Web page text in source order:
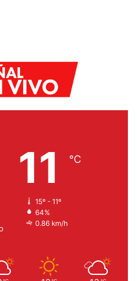
11 ℃
15º - 11º
64%
0.86 km/h